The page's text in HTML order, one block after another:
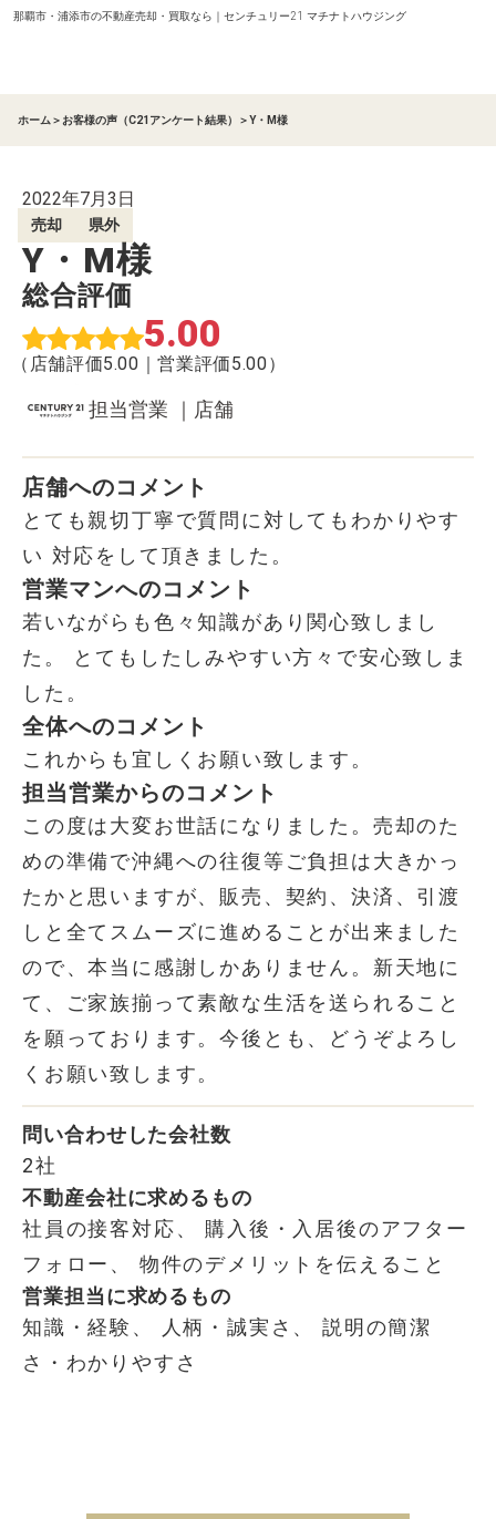
那覇市・浦添市の不動産売却・買取なら｜センチュリー21 マチナトハウジング
ホーム ＞ お客様の声（C21アンケート結果） ＞Y・M様
Y・M様
売却 県外
2022年7月3日
総合評価
5.00
（店舗評価5.00｜営業評価5.00）
担当営業 ｜店舗
店舗へのコメント
とても親切丁寧で質問に対してもわかりやす
い 対応をして頂きました。
営業マンへのコメント
若いながらも色々知識があり関心致しまし
た。 とてもしたしみやすい方々で安心致しま
した。
全体へのコメント
これからも宜しくお願い致します。
担当営業からのコメント
この度は大変お世話になりました。売却のた
めの準備で沖縄への往復等ご負担は大きかっ
たかと思いますが、販売、契約、決済、引渡
しと全てスムーズに進めることが出来ました
ので、本当に感謝しかありません。新天地に
て、ご家族揃って素敵な生活を送られること
を願っております。今後とも、どうぞよろし
くお願い致します。
問い合わせした会社数
2社
不動産会社に求めるもの
社員の接客対応、 購入後・入居後のアフター
フォロー、 物件のデメリットを伝えること
営業担当に求めるもの
知識・経験、 人柄・誠実さ、 説明の簡潔
さ・わかりやすさ